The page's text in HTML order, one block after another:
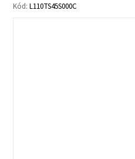
Kód:L110TS45S000C